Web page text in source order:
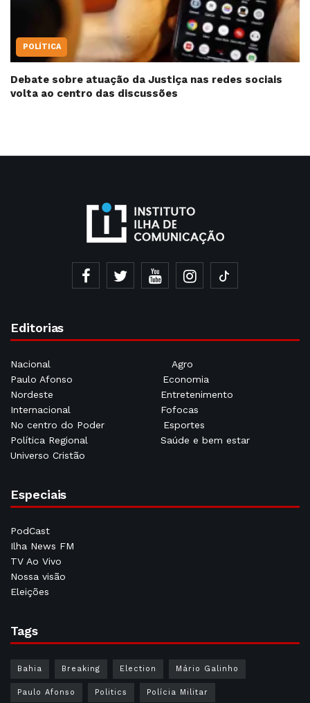
POLÍTICA
Debate sobre atuação da Justiça nas redes sociais
volta ao centro das discussões
Editorias
Nacional
Agro
Paulo Afonso
Economia
Nordeste
Entretenimento
Internacional
Fofocas
No centro do Poder
Esportes
Política Regional
Saúde e bem estar
Universo Cristão
Especiais
PodCast
Ilha News FM
TV Ao Vivo
Nossa visão
Eleições
Tags
Bahia Breaking Election Mário Galinho
Paulo Afonso Politics Polícia Militar